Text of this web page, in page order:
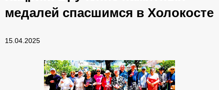
медалей спасшимся в Холокосте
15.04.2025